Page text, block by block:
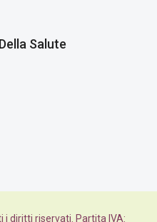
Salute
i diritti riservati. Partita IVA: